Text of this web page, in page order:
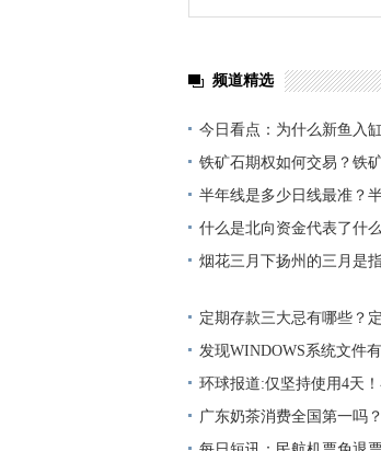
频道精选
今日看点：为什么新鱼入
功？
铁矿石期权如何交易？铁
半年线是多少日线最准？
球聚看点
什么是北向资金代表了什
烟花三月下扬州的三月是
定期存款三大忌有哪些？
热闻
发现WINDOWS系统文件
WINDOWS系统文件有改
环球报道:仅坚持使用4天
广东奶茶消费全国第一吗